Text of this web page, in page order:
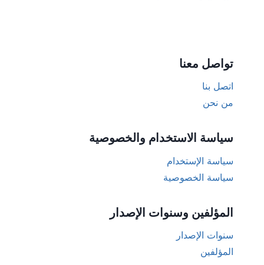
تواصل معنا
اتصل بنا
من نحن
سياسة الاستخدام والخصوصية
سياسة الإستخدام
سياسة الخصوصية
المؤلفين وسنوات الإصدار
سنوات الإصدار
المؤلفين